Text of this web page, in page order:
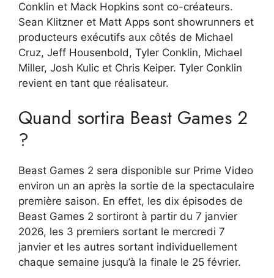
Conklin et Mack Hopkins sont co-créateurs.
Sean Klitzner et Matt Apps sont showrunners et
producteurs exécutifs aux côtés de Michael
Cruz, Jeff Housenbold, Tyler Conklin, Michael
Miller, Josh Kulic et Chris Keiper. Tyler Conklin
revient en tant que réalisateur.
Quand sortira Beast Games 2
?
Beast Games 2 sera disponible sur Prime Video
environ un an après la sortie de la spectaculaire
première saison. En effet, les dix épisodes de
Beast Games 2 sortiront à partir du 7 janvier
2026, les 3 premiers sortant le mercredi 7
janvier et les autres sortant individuellement
chaque semaine jusqu’à la finale le 25 février.